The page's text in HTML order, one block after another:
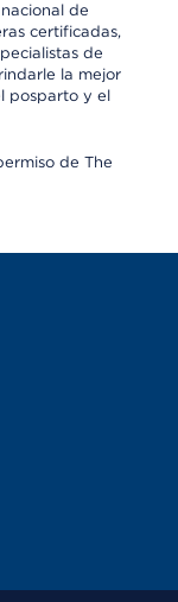
de
certificadas,
de
la mejor
posparto y el
de The